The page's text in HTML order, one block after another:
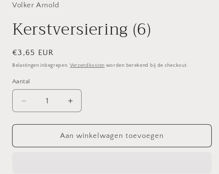
in
Volker Arnold
Kerstversiering (6)
Normale
prijs
€3,65 EUR
Belastingen inbegrepen. Verzendkosten worden berekend bij de checkout.
Aantal
Aantal
verlagen
voor
Kerstversiering
(6)
Aantal
verhogen
voor
Kerstversiering
(6)
Aan winkelwagen toevoegen